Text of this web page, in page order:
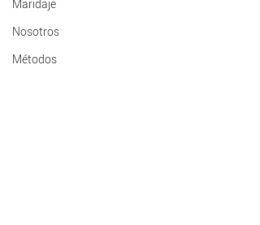
Maridaje
Nosotros
Métodos